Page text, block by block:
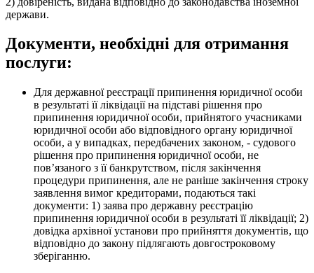
держави.
Документи, необхідні для отримання
послуги:
Для державної реєстрації припинення юридичної особи
в результаті її ліквідації на підставі рішення про
припинення юридичної особи, прийнятого учасниками
юридичної особи або відповідного органу юридичної
особи, а у випадках, передбачених законом, - судового
рішення про припинення юридичної особи, не
пов’язаного з її банкрутством, після закінчення
процедури припинення, але не раніше закінчення строку
заявлення вимог кредиторами, подаються такі
документи: 1) заява про державну реєстрацію
припинення юридичної особи в результаті її ліквідації; 2)
довідка архівної установи про прийняття документів, що
відповідно до закону підлягають довгостроковому
зберіганню.